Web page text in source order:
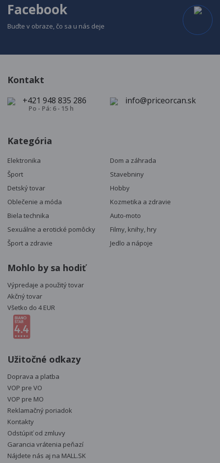
Facebook
Buďte v obraze, čo sa u nás deje
Kontakt
+421 948 835 286
Po - Pá: 6 - 15 h
info@priceorcan.sk
Kategória
Elektronika
Dom a záhrada
Šport
Stavebniny
Detský tovar
Hobby
Oblečenie a móda
Kozmetika a zdravie
Biela technika
Auto-moto
Sexuálne a erotické pomôcky
Filmy, knihy, hry
Šport a zdravie
Jedlo a nápoje
Mohlo by sa hodiť
Výpredaje a použitý tovar
Akčný tovar
Všetko do 4 EUR
Užitočné odkazy
Doprava a platba
VOP pre VO
VOP pre MO
Reklamačný poriadok
Kontakty
Odstúpiť od zmluvy
Garancia vrátenia peňazí
Nájdete nás aj na MALL.SK